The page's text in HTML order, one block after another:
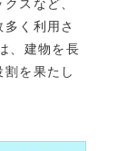
スなど、
く利用さ
、建物を長
を果たし